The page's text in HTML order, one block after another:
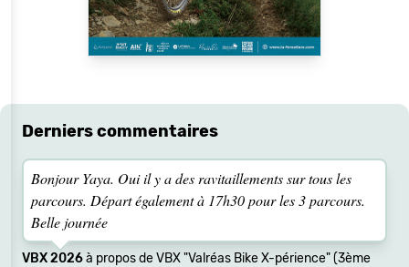
Derniers commentaires
Bonjour Yaya. Oui il y a des ravitaillements sur tous les
parcours. Départ également à 17h30 pour les 3 parcours.
Belle journée
VBX 2026à propos de VBX "Valréas Bike X-périence" (3ème